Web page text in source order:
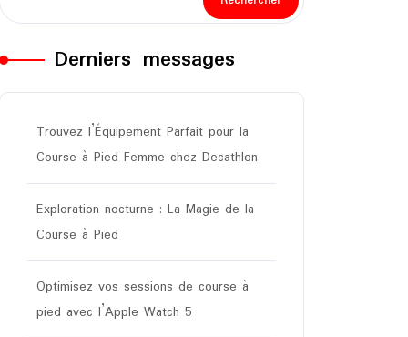
Derniers messages
Trouvez l’Équipement Parfait pour la
Course à Pied Femme chez Decathlon
Exploration nocturne : La Magie de la
Course à Pied
Optimisez vos sessions de course à
pied avec l’Apple Watch 5